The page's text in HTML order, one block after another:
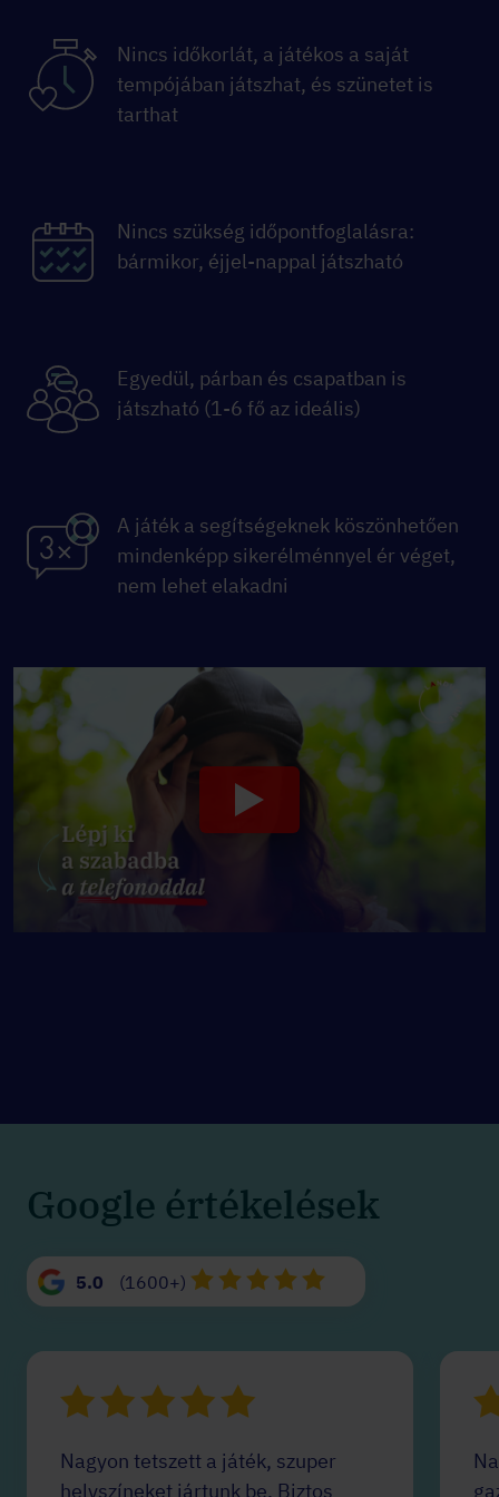
Nincs időkorlát, a játékos a saját
tempójában játszhat, és szünetet is
tarthat
Nincs szükség időpontfoglalásra:
bármikor, éjjel-nappal játszható
Egyedül, párban és csapatban is
játszható (1-6 fő az ideális)
A játék a segítségeknek köszönhetően
mindenképp sikerélménnyel ér véget,
nem lehet elakadni
Google értékelések
5.0 (1600+)
Nagyon tetszett a játék, szuper
helyszíneket jártunk be. Biztos